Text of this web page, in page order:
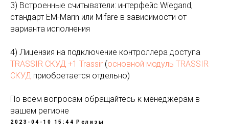
3) Встроенные считыватели: интерфейс Wiegand,
стандарт EM-Marin или Mifare в зависимости от
варианта исполнения
4) Лицензия на подключение контроллера доступа
TRASSIR СКУД +1 Trassir (основной модуль TRASSIR
СКУД приобретается отдельно)
По всем вопросам обращайтесь к менеджерам в
вашем регионе
2023-04-10 15:44 Релизы
в Телеграм-чате
Здесь вы можете задать вопросы по